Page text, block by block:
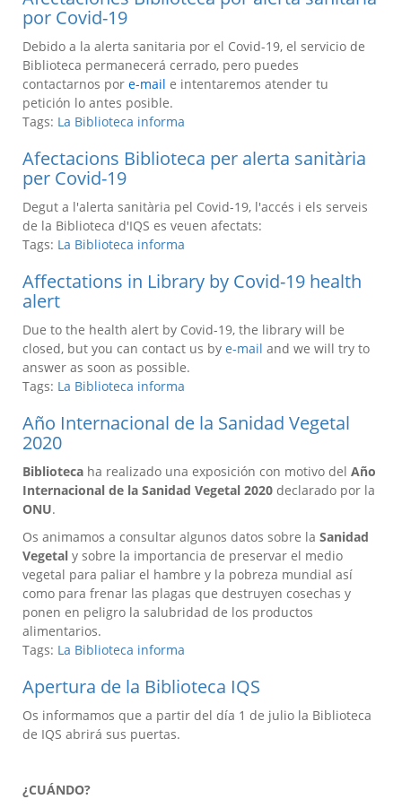
por Covid-19
Debido a la alerta sanitaria por el Covid-19, el servicio de
Biblioteca permanecerá cerrado, pero puedes
contactarnos por e-mail e intentaremos atender tu
petición lo antes posible.
Tags: La Biblioteca informa
Afectacions Biblioteca per alerta sanitària
per Covid-19
Degut a l'alerta sanitària pel Covid-19, l'accés i els serveis
de la Biblioteca d'IQS es veuen afectats:
Tags: La Biblioteca informa
Affectations in Library by Covid-19 health
alert
Due to the health alert by Covid-19, the library will be
closed, but you can contact us by e-mail and we will try to
answer as soon as possible.
Tags: La Biblioteca informa
Año Internacional de la Sanidad Vegetal
2020
Biblioteca ha realizado una exposición con motivo del Año
Internacional de la Sanidad Vegetal 2020 declarado por la
ONU.
Os animamos a consultar algunos datos sobre la Sanidad
Vegetal y sobre la importancia de preservar el medio
vegetal para paliar el hambre y la pobreza mundial así
como para frenar las plagas que destruyen cosechas y
ponen en peligro la salubridad de los productos
alimentarios.
Tags: La Biblioteca informa
Apertura de la Biblioteca IQS
Os informamos que a partir del día 1 de julio la Biblioteca
de IQS abrirá sus puertas.
¿CUÁNDO?